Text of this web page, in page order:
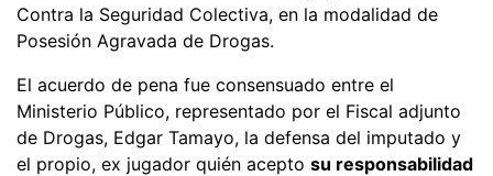
Contra la Seguridad Colectiva, en la modalidad de
Posesión Agravada de Drogas.
El acuerdo de pena fue consensuado entre el
Ministerio Público, representado por el Fiscal adjunto
de Drogas, Edgar Tamayo, la defensa del imputado y
el propio, ex jugador quién acepto su responsabilidad